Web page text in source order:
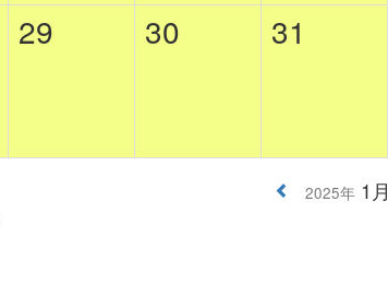
29 30 31
2025年1月